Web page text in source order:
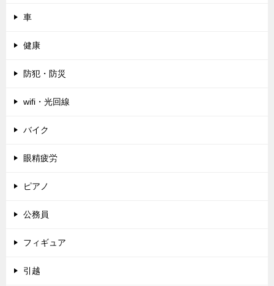
車
健康
防犯・防災
wifi・光回線
バイク
眼精疲労
ピアノ
公務員
フィギュア
引越